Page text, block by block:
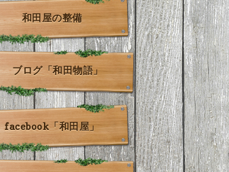
和田屋の整備
ブログ「和田物語」
facebook「和田屋」